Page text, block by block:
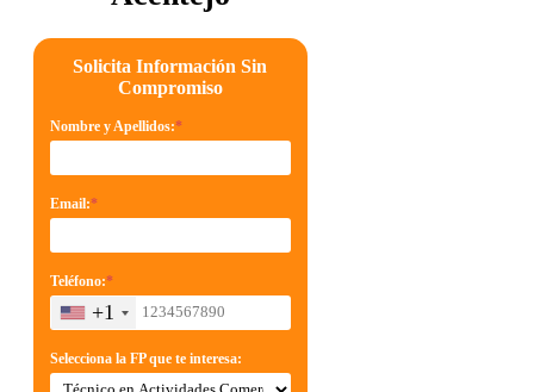
Solicita Información Sin
Compromiso
Nombre y Apellidos:*
Email:*
Teléfono:*
+1
Selecciona la FP que te interesa: